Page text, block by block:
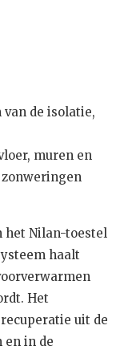
de isolatie,
muren en
het Nilan-toestel
haalt
Het
uit de
en in de